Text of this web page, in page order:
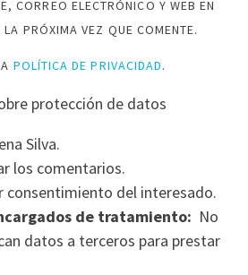
CORREO ELECTRÓNICO Y WEB EN
PRÓXIMA VEZ QUE COMENTE.
POLÍTICA DE PRIVACIDAD.
protección de datos
Silva.
los comentarios.
consentimiento del interesado.
de tratamiento: No
datos a terceros para prestar